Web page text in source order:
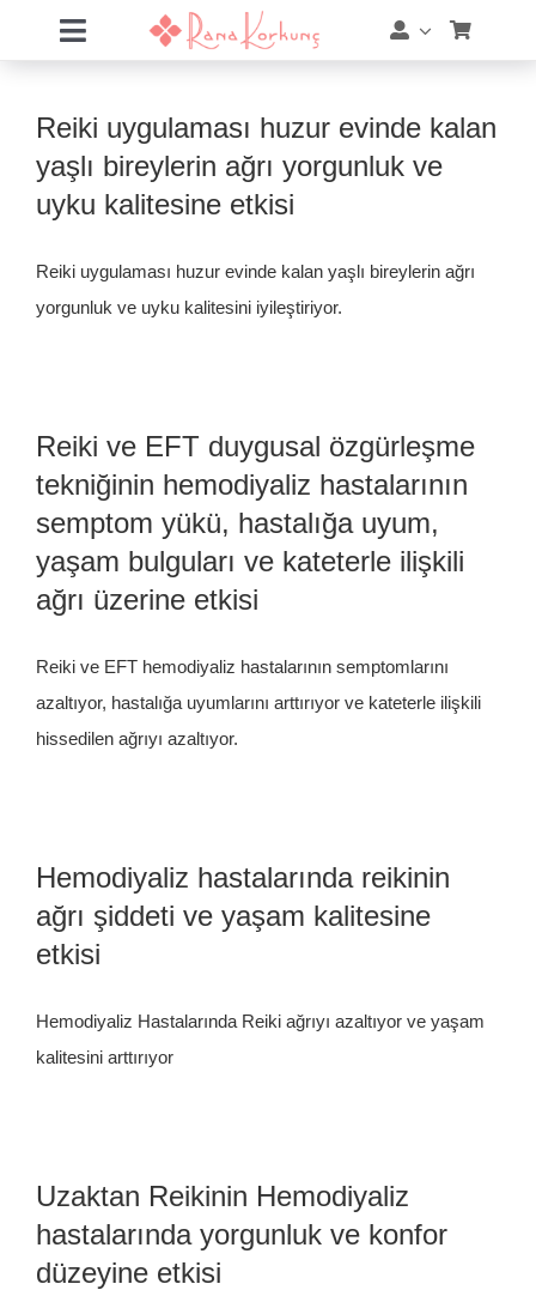
Toggle
Hizmetler
Eğitimler
Blog
İletişim
Reiki uygulaması huzur evinde kalan
yaşlı bireylerin ağrı yorgunluk ve
uyku kalitesine etkisi
Reiki uygulaması huzur evinde kalan yaşlı bireylerin ağrı
yorgunluk ve uyku kalitesini iyileştiriyor.
Reiki ve EFT duygusal özgürleşme
tekniğinin hemodiyaliz hastalarının
semptom yükü, hastalığa uyum,
yaşam bulguları ve kateterle ilişkili
ağrı üzerine etkisi
Reiki ve EFT hemodiyaliz hastalarının semptomlarını
azaltıyor, hastalığa uyumlarını arttırıyor ve kateterle ilişkili
hissedilen ağrıyı azaltıyor.
Hemodiyaliz hastalarında reikinin
ağrı şiddeti ve yaşam kalitesine
etkisi
Hemodiyaliz Hastalarında Reiki ağrıyı azaltıyor ve yaşam
kalitesini arttırıyor
Uzaktan Reikinin Hemodiyaliz
hastalarında yorgunluk ve konfor
düzeyine etkisi